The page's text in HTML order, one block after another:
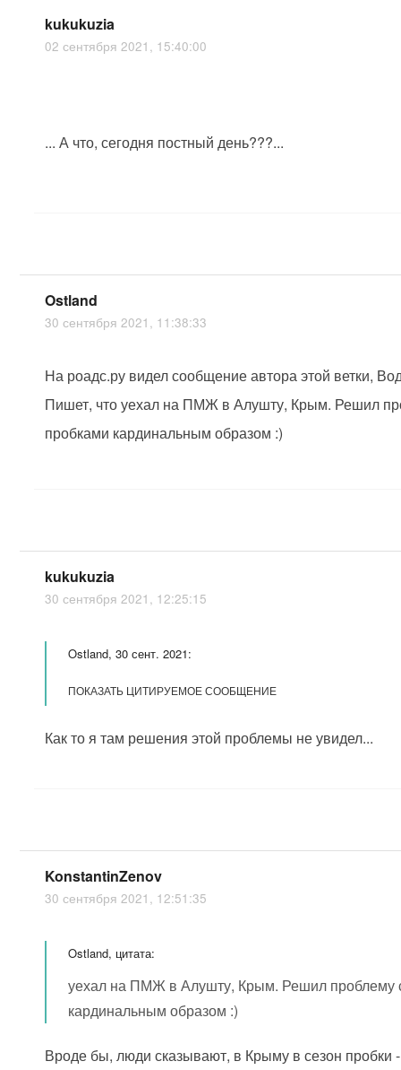
kukukuzia
02 сентября 2021, 15:40:00
... А что, сегодня постный день???...
Ostland
30 сентября 2021, 11:38:33
На роадс.ру видел сообщение автора этой ветки,
Пишет, что уехал на ПМЖ в Алушту, Крым. Решил
пробками кардинальным образом :)
kukukuzia
30 сентября 2021, 12:25:15
Ostland, 30 сент. 2021:
ПОКАЗАТЬ ЦИТИРУЕМОЕ СООБЩЕНИЕ
Как то я там решения этой проблемы не увидел...
KonstantinZenov
30 сентября 2021, 12:51:35
Ostland, цитата:
уехал на ПМЖ в Алушту, Крым. Решил проблему
кардинальным образом :)
Вроде бы, люди сказывают, в Крыму в сезон пробки -